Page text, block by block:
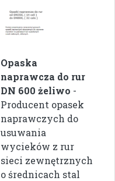
Opaska
naprawcza do rur
DN 600 żeliwo -
Producent opasek
naprawczych do
usuwania
wycieków z rur
sieci zewnętrznych
o średnicach stal